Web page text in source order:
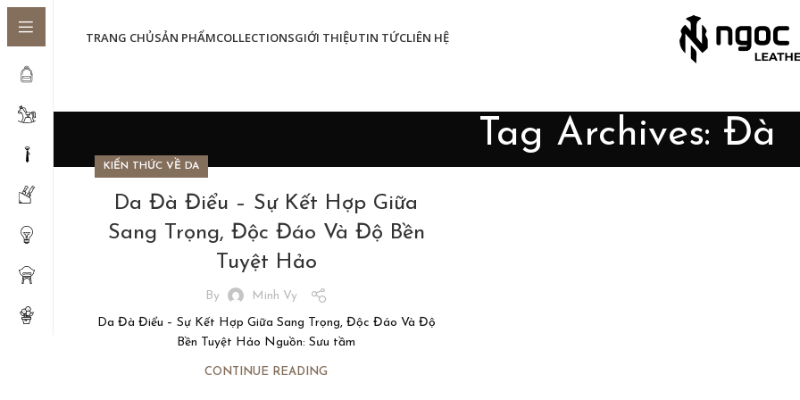
TRANG CHỦSẢN PHẨMCOLLECTIONSGIỚI THIỆUTIN TỨCLIÊN HỆ
Tag Archives: Đà
KIẾN THỨC VỀ DA
Da Đà Điểu – Sự Kết Hợp Giữa
Sang Trọng, Độc Đáo Và Độ Bền
Tuyệt Hảo
By Minh Vy
Da Đà Điểu – Sự Kết Hợp Giữa Sang Trọng, Độc Đáo Và Độ
Bền Tuyệt Hảo Nguồn: Sưu tầm
CONTINUE READING